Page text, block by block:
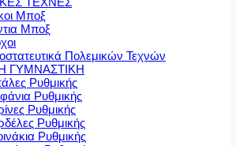
Μποξ
Μποξ
Πολεμικών Τεχνών
ΓΥΜΝΑΣΤΙΚΗ
Ρυθμικής
Ρυθμικής
Ρυθμικής
Ρυθμικής
Ρυθμικής